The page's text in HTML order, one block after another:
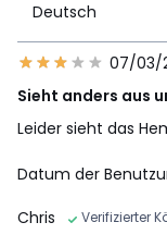
Deutsch
07/03/
Sieht anders aus
Leider sieht das
Datum der
Chris
Verifizierter